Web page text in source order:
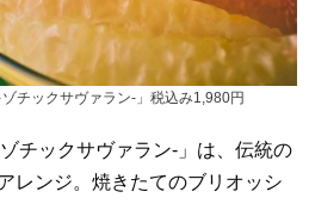
チックサヴァラン-」税込み1,980円
チックサヴァラン-」は、伝統の
レンジ。焼きたてのブリオッシ